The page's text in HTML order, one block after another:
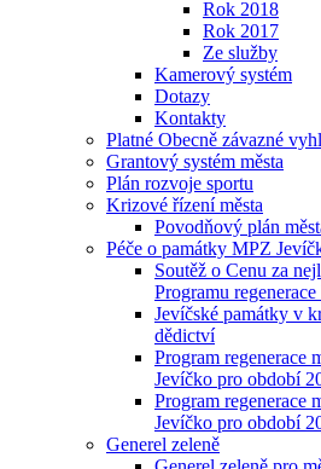
Rok 2018
Rok 2017
Ze služby
Kamerový systém
Dotazy
Kontakty
Platné Obecně závazné
Grantový systém města
Plán rozvoje sportu
Krizové řízení města
Povodňový plán
Péče o památky MPZ
Soutěž o Cenu za
Programu
Jevíčské památky v
dědictví
Program regenerace
Jevíčko pro období
Program regenerace
Jevíčko pro období
Generel zeleně